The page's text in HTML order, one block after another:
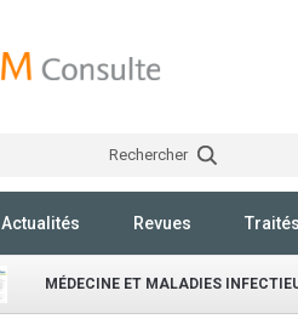
Rechercher
Actualités Revues
MÉDECINE ET MALADIES